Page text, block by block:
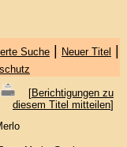
Suche| Neuer Titel |
[Berichtigungen zu
diesem Titel mitteilen]